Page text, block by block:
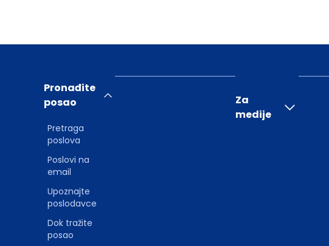
Pronađite
posao
Pretraga
poslova
Poslovi na
email
Upoznajte
poslodavce
Dok tražite
posao
Za
medije